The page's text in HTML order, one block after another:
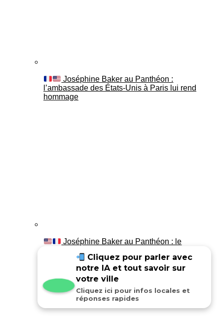
Joséphine Baker au Panthéon :
l’ambassade des États-Unis à Paris lui rend
hommage
Joséphine Baker au Panthéon : le
Cliquez pour parler avec
notre IA et tout savoir sur
votre ville
Cliquez ici pour infos locales et
réponses rapides